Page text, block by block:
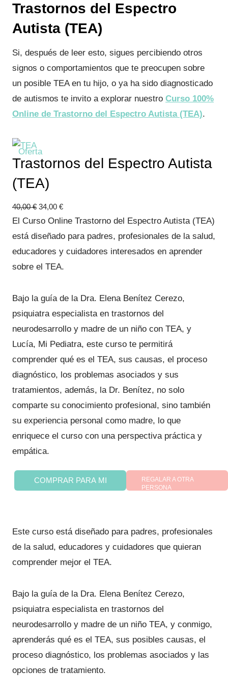
Trastornos del Espectro
Autista (TEA)
Si, después de leer esto, sigues percibiendo otros
signos o comportamientos que te preocupen sobre
un posible TEA en tu hijo, o ya ha sido diagnosticado
de autismos te invito a explorar nuestro Curso 100%
Online de Trastorno del Espectro Autista (TEA).
OfertaP
r
o
u
o
f
e
r
t
a
Trastornos del Espectro Autista
(TEA)
40,00€ E
l
p
o
o
r
n
a
l
e
4
0
€
.
34,00 €E
l
p
o
a
c
a
l
e
s
:
0
0
El Curso Online Trastorno del Espectro Autista (TEA)
está diseñado para padres, profesionales de la salud,
educadores y cuidadores interesados en aprender
sobre el TEA.
Bajo la guía de la Dra. Elena Benítez Cerezo,
psiquiatra especialista en trastornos del
neurodesarrollo y madre de un niño con TEA, y
Lucía, Mi Pediatra, este curso te permitirá
comprender qué es el TEA, sus causas, el proceso
diagnóstico, los problemas asociados y sus
tratamientos, además, la Dr. Benítez, no solo
comparte su conocimiento profesional, sino también
su experiencia personal como madre, lo que
enriquece el curso con una perspectiva práctica y
empática.
T
r
t
o
r
o
s
d
e
l
E
COMPRAR PARA MI
REGALAR A OTRA
PERSONA
Este curso está diseñado para padres, profesionales
de la salud, educadores y cuidadores que quieran
comprender mejor el TEA.
Bajo la guía de la Dra. Elena Benítez Cerezo,
psiquiatra especialista en trastornos del
neurodesarrollo y madre de un niño TEA, y conmigo,
aprenderás qué es el TEA, sus posibles causas, el
proceso diagnóstico, los problemas asociados y las
opciones de tratamiento.